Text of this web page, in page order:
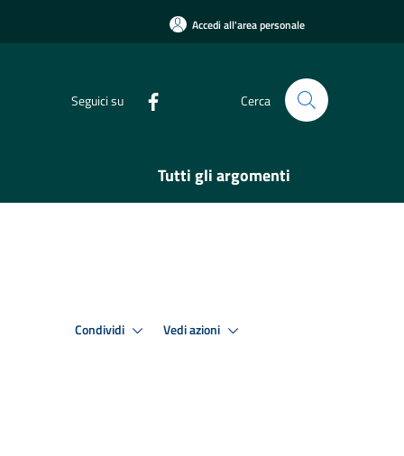
Accedi all'area personale
Seguici su Cerca
Tutti gli argomenti
Condividi Vedi azioni